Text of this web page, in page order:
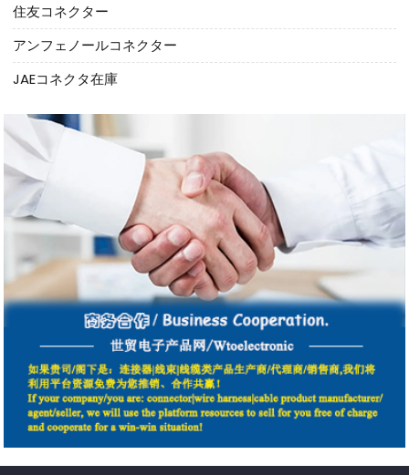
住友コネクター
アンフェノールコネクター
JAEコネクタ在庫